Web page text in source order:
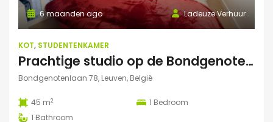
Ladeuze Verhuur
6 maanden ago
KOT, STUDENTENKAMER
Prachtige studio op de Bondgenotenlaan
Bondgenotenlaan 78, Leuven, België
45 m2 1 Bedroom
1 Bathroom